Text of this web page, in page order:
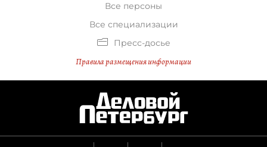
Все персоны
Все специализации
Пресс-досье
Правила размещения информации